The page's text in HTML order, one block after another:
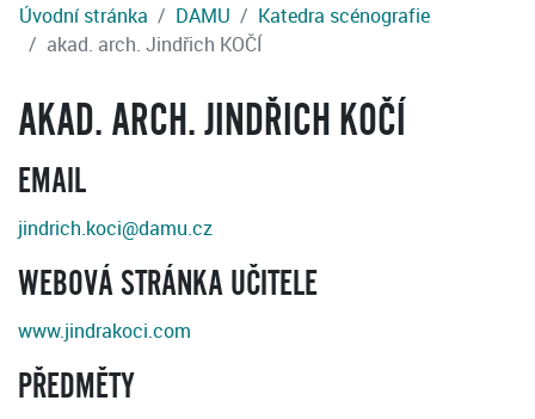
Úvodní stránka DAMU
Katedra scénografie
akad. arch. Jindřich KOČÍ
AKAD. ARCH. JINDŘICH KOČÍ
EMAIL
jindrich.koci@damu.cz
WEBOVÁ STRÁNKA UČITELE
www.jindrakoci.com
PŘEDMĚTY